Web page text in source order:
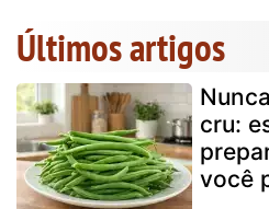
Últimos artigos
cru:
você